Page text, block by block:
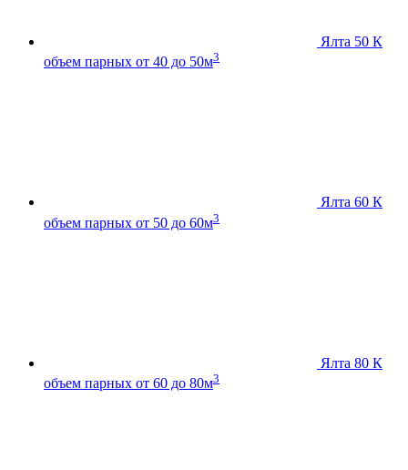
Ялта 50 К
объем парных от 40 до 50м3
Ялта 60 К
объем парных от 50 до 60м3
Ялта 80 К
объем парных от 60 до 80м3